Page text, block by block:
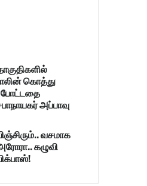
கொத்து
போட்டதை
அப்பாவு
வசமாக
கழுவி